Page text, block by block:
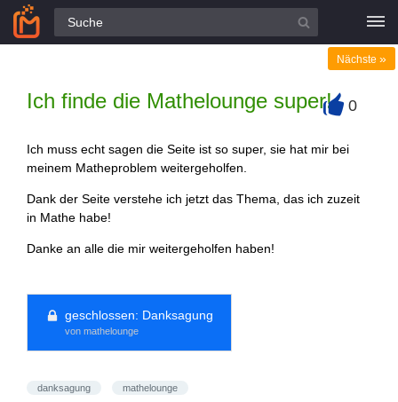
Alle Fragen
Ich finde die Mathelounge super!
Nächste »
0
Ich muss echt sagen die Seite ist so super, sie hat mir bei
meinem Matheproblem weitergeholfen.
Dank der Seite verstehe ich jetzt das Thema, das ich zuzeit
in Mathe habe!
Danke an alle die mir weitergeholfen haben!
geschlossen: Danksagung
von mathelounge
danksagung mathelounge